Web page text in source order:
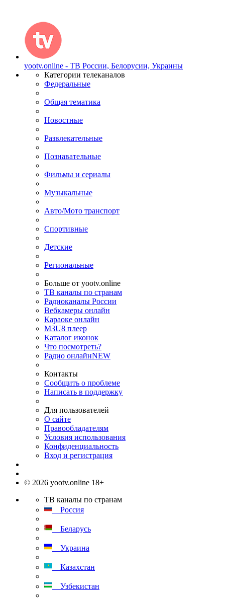
yootv.online - ТВ России, Белорусии, Украины
Категории телеканалов
Федеральные
Общая тематика
Новостные
Развлекательные
Познавательные
Фильмы и сериалы
Музыкальные
Авто/Мото транспорт
Спортивные
Детские
Региональные
Больше от yootv.online
ТВ каналы по странам
Радиоканалы России
Вебкамеры онлайн
Караоке онлайн
M3U8 плеер
Каталог иконок
Что посмотреть?
Радио онлайнNEW
Контакты
Сообщить о проблеме
Написать в поддержку
Для пользователей
О сайте
Правообладателям
Условия использования
Конфиденциальность
Вход и регистрация
© 2026 yootv.online 18+
ТВ каналы по странам
Россия
Беларусь
Украина
Казахстан
Узбекистан